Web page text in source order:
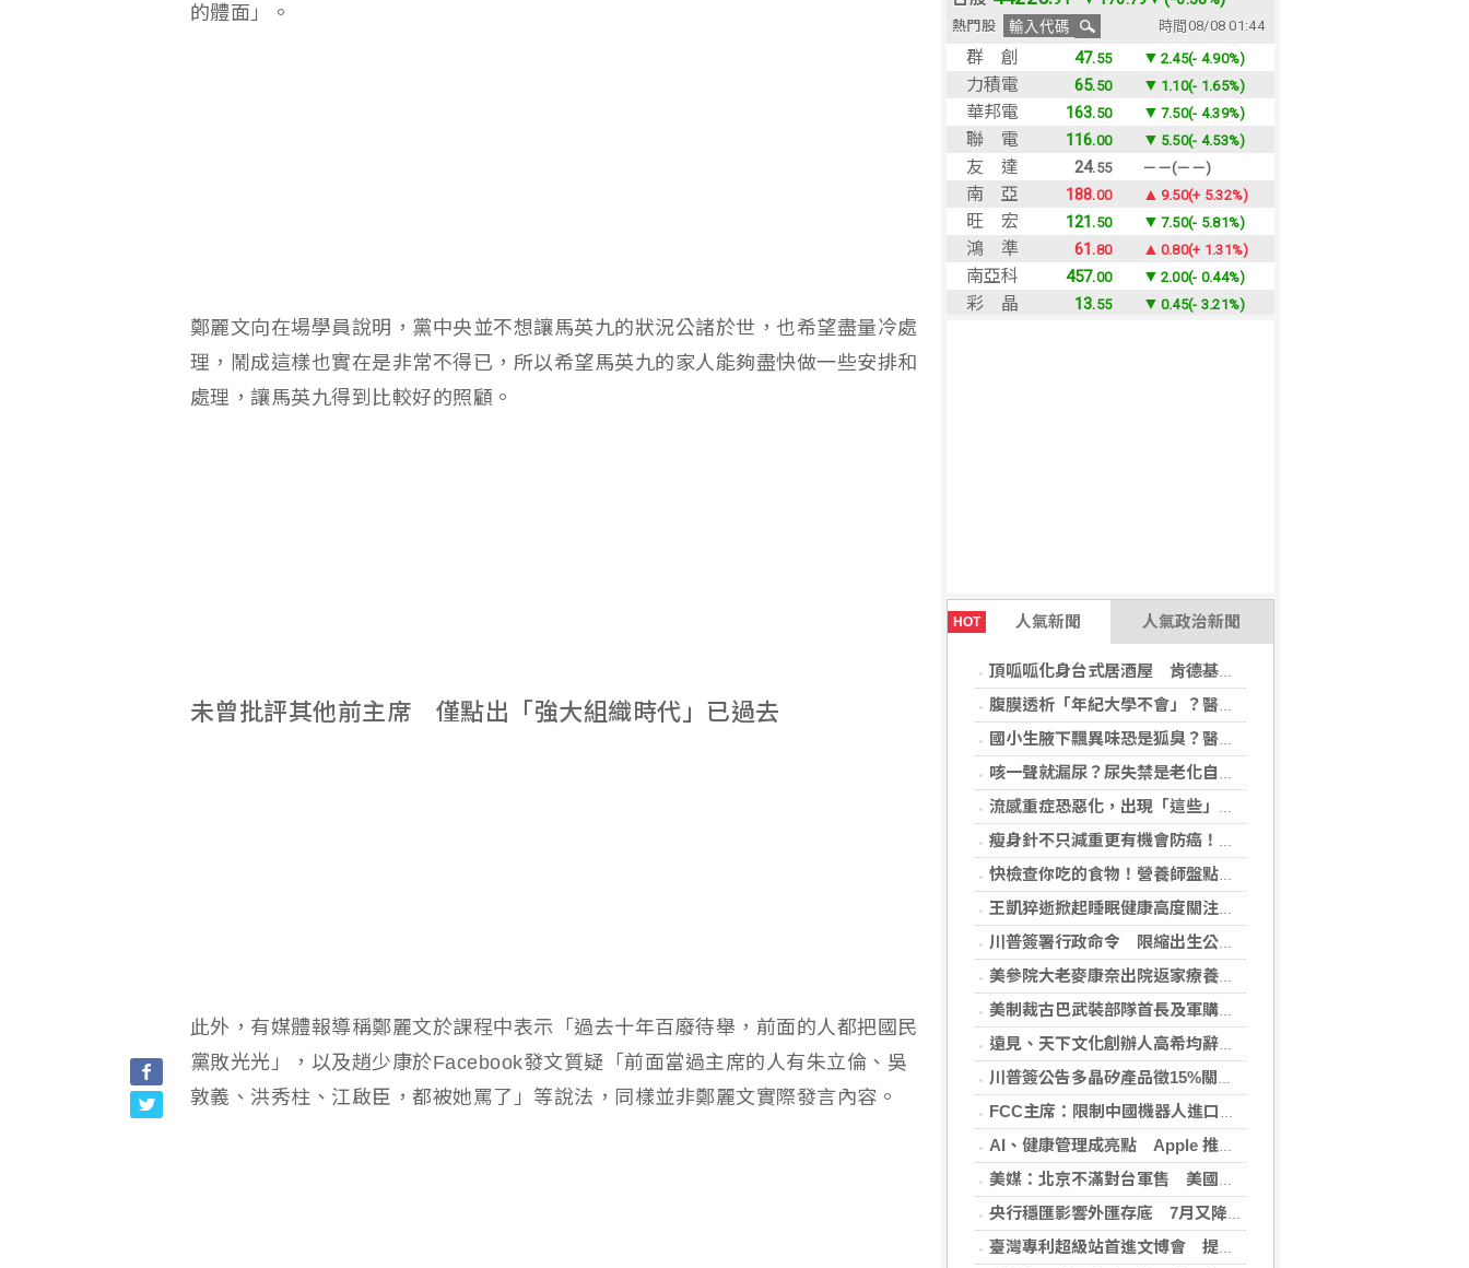
HOT 人氣新聞 人氣政治新聞
頂呱呱化身台式居酒屋 肯德基聯名EVA攻漫迷
腹膜透析「年紀大學不會」？醫：年齡並非限制 評估還要看3面向
國小生腋下飄異味恐是狐臭？醫：若伴青春期徵象應評估性早熟
咳一聲就漏尿？尿失禁是老化自然現象？醫揭：不同尿失禁的治療方式
流感重症恐惡化，出現「這些」症狀別再等！醫籲：別因非流感季就掉以輕心
瘦身針不只減重更有機會防癌！無糖尿病肥胖者使用GLP-1藥物 罹癌風險顯著下降
快檢查你吃的食物！營養師盤點「5大反式脂肪來源」跟你想的不同
王凱猝逝掀起睡眠健康高度關注！醫籲：最危險的不是熬夜，而是「這個」錯覺
川普簽署行政命令 限縮出生公民權並禁生育旅遊
美參院大老麥康奈出院返家療養 未透露何時重返國會
美制裁古巴武裝部隊首長及軍購網絡 駐中俄武官在列
遠見、天下文化創辦人高希均辭世 留下華人世界珍貴思想遺產
川普簽公告多晶矽產品徵15%關稅 設定最低進口價
FCC主席：限制中國機器人進口 旨在提振美國產能
AI、健康管理成亮點 Apple 推薦多元裝置迎接父親
美媒：北京不滿對台軍售 美國防官員訪中受阻
央行穩匯影響外匯存底 7月又降破6000億美元
臺灣專利超級站首進文博會 提供免費智財諮詢助創作者護創意
的體面」。
鄭麗文向在場學員說明，黨中央並不想讓馬英九的狀況公諸於世，也希望盡量冷處
理，鬧成這樣也實在是非常不得已，所以希望馬英九的家人能夠盡快做一些安排和
處理，讓馬英九得到比較好的照顧。
未曾批評其他前主席 僅點出「強大組織時代」已過去
此外，有媒體報導稱鄭麗文於課程中表示「過去十年百廢待舉，前面的人都把國民
黨敗光光」，以及趙少康於Facebook發文質疑「前面當過主席的人有朱立倫、吳
敦義、洪秀柱、江啟臣，都被她罵了」等說法，同樣並非鄭麗文實際發言內容。